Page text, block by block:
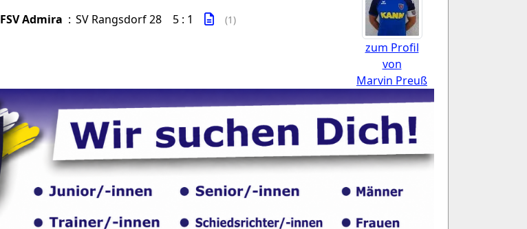
zum Profil
von
Marvin Preuß
FSV Admira : SV Rangsdorf 28 5 : 1 (1)